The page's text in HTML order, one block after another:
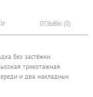
ОТЗЫВЫ (0)
без застёжки.
трикотажная
и два накладных